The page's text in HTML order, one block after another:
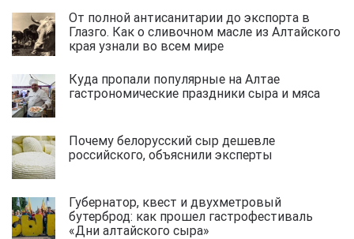
От полной антисанитарии до экспорта в
Глазго. Как о сливочном масле из Алтайского
края узнали во всем мире
Куда пропали популярные на Алтае
гастрономические праздники сыра и мяса
Почему белорусский сыр дешевле
российского, объяснили эксперты
Губернатор, квест и двухметровый
бутерброд: как прошел гастрофестиваль
«Дни алтайского сыра»